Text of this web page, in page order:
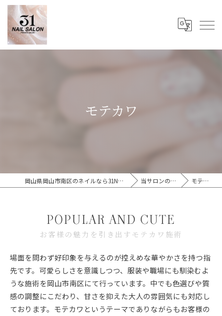
モテカワ
岡山県岡山市南区のネイルなら31Nail Salon 当サロンの特徴 モテカワ
お客様の魅力を引き出すモテカワ施術
POPULAR AND CUTE
場面を問わず好印象を与えるのが控えめな華やかさを持つ指
先です。可愛らしさを意識しつつ、服装や職場にも馴染むよ
うな施術を岡山市南区にて行っています。中でも色選びや質
感の調整にこだわり、甘さを抑えた大人の雰囲気にも対応し
ております。モテカワというテーマでありながらもお客様の